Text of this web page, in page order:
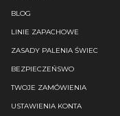
BLOG
LINIE ZAPACHOWE
ZASADY PALENIA ŚWIEC
BEZPIECZEŃSWO
TWOJE ZAMÓWIENIA
USTAWIENIA KONTA